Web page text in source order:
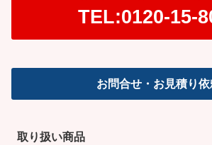
TEL:0120-15-
お問合せ・お見積り依
取り扱い商品